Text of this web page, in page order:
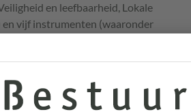
en leefbaarheid, Lokale
vijf instrumenten (waaronder
en Arno Korsten in 2009 de
tot en met 2007. Uit die analyse